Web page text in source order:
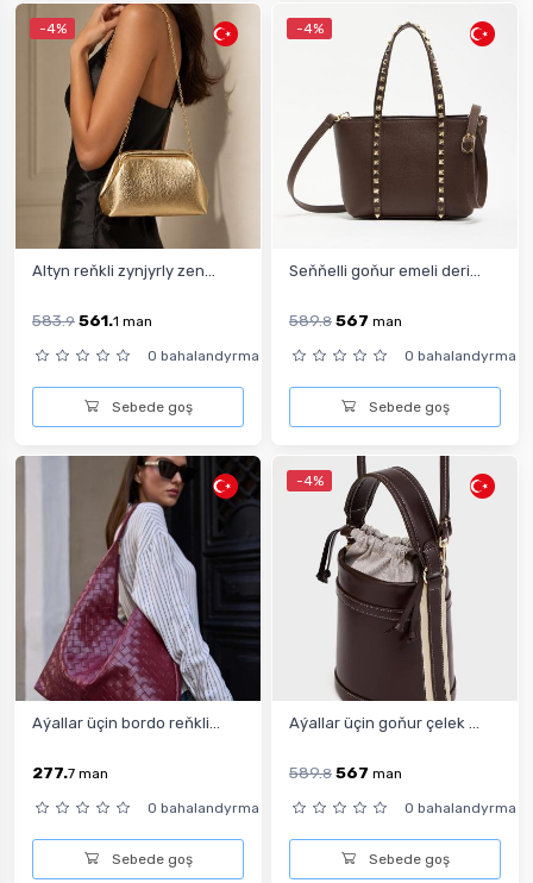
-4%
Altyn reňkli zynjyrly zen...
583.9 561.1 man
0 bahalandyrma
Sebede goş
-4%
Seňňelli goňur emeli deri...
589.8 567 man
0 bahalandyrma
Sebede goş
Aýallar üçin bordo reňkli...
277.7 man
0 bahalandyrma
Sebede goş
-4%
Aýallar üçin goňur çelek ...
589.8 567 man
0 bahalandyrma
Sebede goş